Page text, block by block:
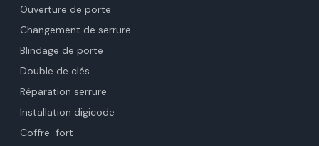
Ouverture de porte
Changement de serrure
Blindage de porte
Double de clés
Réparation serrure
Installation digicode
Coffre-fort